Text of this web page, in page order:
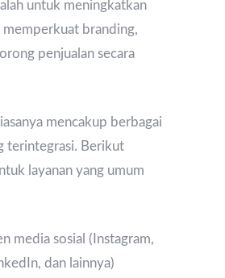
untuk meningkatkan
memperkuat branding,
penjualan secara
mencakup berbagai
terintegrasi. Berikut
layanan yang umum
media sosial (Instagram,
dan lainnya)